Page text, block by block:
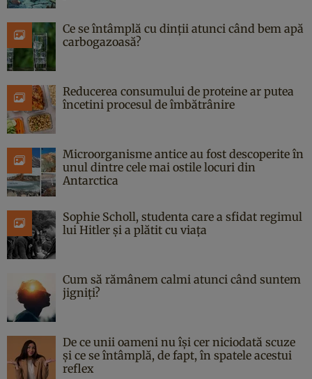
Ce se întâmplă cu dinții atunci când bem apă
carbogazoasă?
Reducerea consumului de proteine ar putea
încetini procesul de îmbătrânire
Microorganisme antice au fost descoperite în
unul dintre cele mai ostile locuri din
Antarctica
Sophie Scholl, studenta care a sfidat regimul
lui Hitler și a plătit cu viața
Cum să rămânem calmi atunci când suntem
jigniți?
De ce unii oameni nu își cer niciodată scuze
și ce se întâmplă, de fapt, în spatele acestui
reflex